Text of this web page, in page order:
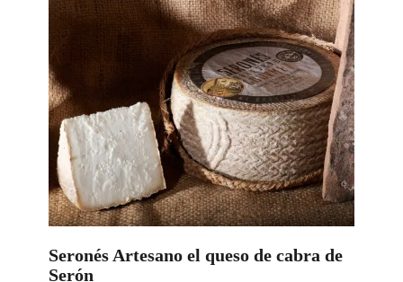
Seronés Artesano el queso de cabra de
Serón